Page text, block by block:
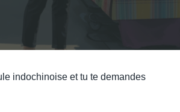
indochinoise et tu te demandes